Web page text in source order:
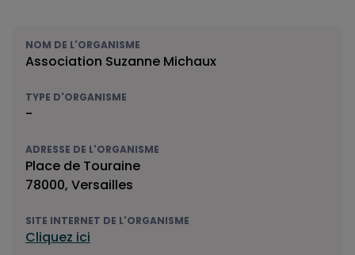
NOM DE L'ORGANISME
Association Suzanne Michaux
TYPE D'ORGANISME
-
ADRESSE DE L'ORGANISME
Place de Touraine
78000, Versailles
SITE INTERNET DE L'ORGANISME
Cliquez ici